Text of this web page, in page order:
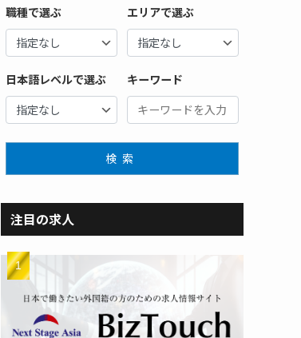
職種で選ぶ エリアで選ぶ
日本語レベルで選ぶ キーワード
検索
注目の求人